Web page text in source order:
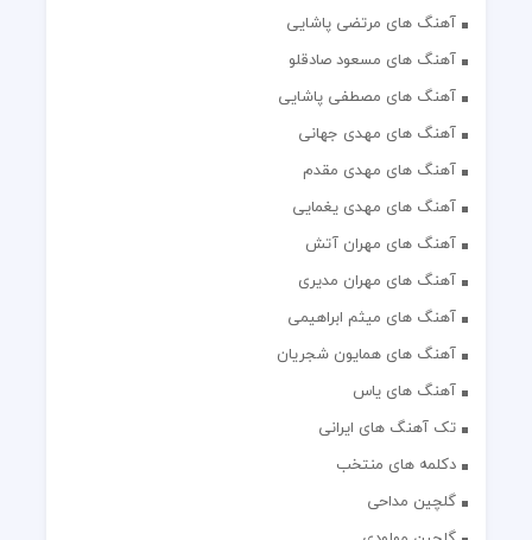
آهنگ های مرتضی پاشایی
آهنگ های مسعود صادقلو
آهنگ های مصطفی پاشایی
آهنگ های مهدی جهانی
آهنگ های مهدی مقدم
آهنگ های مهدی یغمایی
آهنگ های مهران آتش
آهنگ های مهران مدیری
آهنگ های میثم ابراهیمی
آهنگ های همایون شجریان
آهنگ های یاس
تک آهنگ های ایرانی
دکلمه های منتخب
گلچین مداحی